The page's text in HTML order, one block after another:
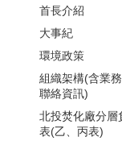
首長介紹
大事紀
環境政策
組織架構(含業
聯絡資訊)
北投焚化廠分層
表(乙、丙表)